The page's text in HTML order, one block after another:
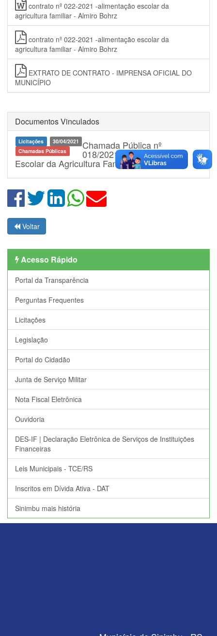
contrato nº 022-2021 -alimentação escolar da
agricultura familiar - Almiro Bohrz
contrato nº 022-2021 -alimentação escolar da
agricultura familiar - Almiro Bohrz
EXTRATO DE CONTRATO - IMPRENSA OFICIAL DO
MUNICÍPIO
Documentos Vinculados
Licitações
30/04/2021
Chamadas Públicas
Chamada Pública nº
018/2021, Alimentação
Escolar da Agricultura Familiar
Voltar
Acesso Rápido
Portal da Transparência
Perguntas Frequentes
Licitações
Legislação
Portal do Cidadão
Junta de Serviço Militar
Nota Fiscal Eletrônica
Ouvidoria
DES-IF | Declaração Eletrônica de Serviços de Instituições
Financeiras
Leis Municipais - TCE/RS
Inscritos em Dívida Ativa - DAT
Sinimbu mais história